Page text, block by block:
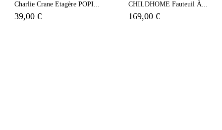
Charlie Crane Etagère POPI...
39,00 €
CHILDHOME Fauteuil À...
169,00 €